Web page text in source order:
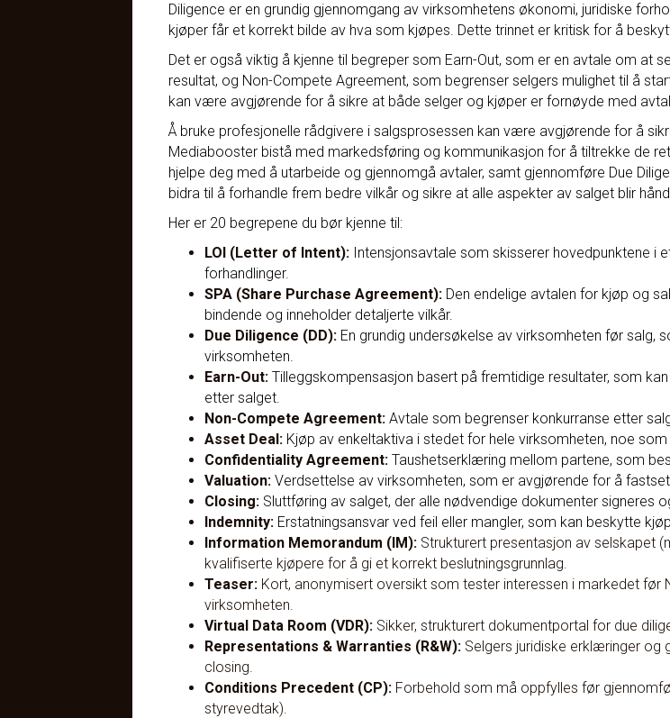
Diligence er en grundig gjennomgang av virksomhetens økonomi, juridiske
kjøper får et korrekt bilde av hva som kjøpes. Dette trinnet er kritisk for å
Det er også viktig å kjenne til begreper som Earn-Out, som er en avtale om at
resultat, og Non-Compete Agreement, som begrenser selgers mulighet til å
kan være avgjørende for å sikre at både selger og kjøper er fornøyde med
Å bruke profesjonelle rådgivere i salgsprosessen kan være avgjørende for å
Mediabooster bistå med markedsføring og kommunikasjon for å tiltrekke de
hjelpe deg med å utarbeide og gjennomgå avtaler, samt gjennomføre Due
bidra til å forhandle frem bedre vilkår og sikre at alle aspekter av salget blir
Her er 20 begrepene du bør kjenne til:
LOI (Letter of Intent): Intensjonsavtale som skisserer hovedpunktene i
forhandlinger.
SPA (Share Purchase Agreement): Den endelige avtalen for kjøp og
bindende og inneholder detaljerte vilkår.
Due Diligence (DD): En grundig undersøkelse av virksomheten før salg,
virksomheten.
Earn-Out: Tilleggskompensasjon basert på fremtidige resultater, som
etter salget.
Non-Compete Agreement: Avtale som begrenser konkurranse etter
Asset Deal: Kjøp av enkeltaktiva i stedet for hele virksomheten, noe
Confidentiality Agreement: Taushetserklæring mellom partene, som
Valuation: Verdsettelse av virksomheten, som er avgjørende for å
Closing: Sluttføring av salget, der alle nødvendige dokumenter signeres
Indemnity: Erstatningsansvar ved feil eller mangler, som kan beskytte
Information Memorandum (IM): Strukturert presentasjon av selskapet
kvalifiserte kjøpere for å gi et korrekt beslutningsgrunnlag.
Teaser: Kort, anonymisert oversikt som tester interessen i markedet før
virksomheten.
Virtual Data Room (VDR): Sikker, strukturert dokumentportal for due
Representations & Warranties (R&W): Selgers juridiske erklæringer og
closing.
Conditions Precedent (CP): Forbehold som må oppfylles før
styrevedtak).